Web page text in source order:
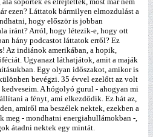
ezen? Láttatok bármilyen elmozdulást a
hogy először is jobban
iránt? Arról, hogy létezik-e, hogy ott
hány podcastot láttatok erről? Ez
Az indiánok amerikában, a hopik,
Ugyanazt láthatjátok, amit a maják
Egy olyan időszakot, amikor is
bevégzi. 35 évvel ezelőtt az volt
A hógolyó gurul - ahogyan mi
a fényt, ami elkezdődik. Ez hát az,
amiről ma beszélek nektek, ezekben a
meg - mondhatni energiahullámokban -,
átadni nektek egy mintát.